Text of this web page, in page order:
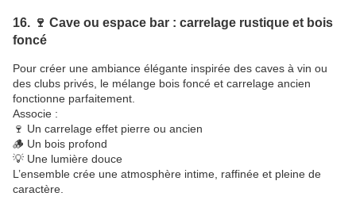
16. 🍷 Cave ou espace bar : carrelage rustique et bois
foncé
Pour créer une ambiance élégante inspirée des caves à vin ou
des clubs privés, le mélange bois foncé et carrelage ancien
fonctionne parfaitement.
Associe :
🍷 Un carrelage effet pierre ou ancien
🪵 Un bois profond
💡 Une lumière douce
L’ensemble crée une atmosphère intime, raffinée et pleine de
caractère.